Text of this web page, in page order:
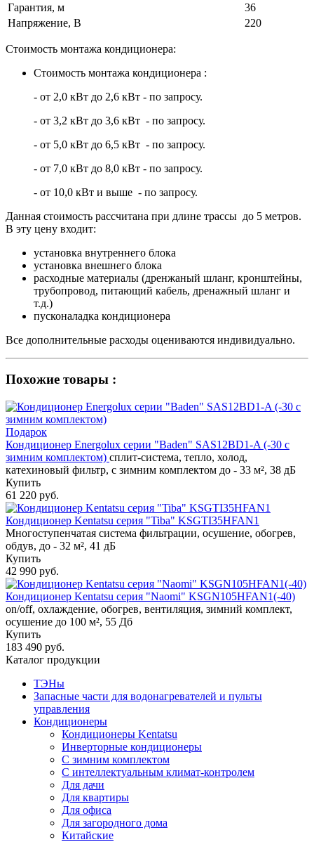
Гарантия, м
36
Напряжение, В
220
Стоимость монтажа кондиционера:
Стоимость монтажа кондиционера :
- от 2,0 кВт до 2,6 кВт - по запросу.
- от 3,2 кВт до 3,6 кВт - по запросу.
- от 5,0 кВт до 6,5 кВт - по запросу.
- от 7,0 кВт до 8,0 кВт - по запросу.
- от 10,0 кВт и выше - по запросу.
Данная стоимость рассчитана при длине трассы до 5 метров.
В эту цену входит:
установка внутреннего блока
установка внешнего блока
расходные материалы (дренжаный шланг, кронштейны,
трубопровод, питающий кабель, дренажный шланг и
т.д.)
пусконаладка кондиционера
Все дополнительные расходы оцениваются индивидуально.
Похожие товары :
Подарок
Кондиционер Energolux серии "Baden" SAS12BD1-A (-30 с
зимним комплектом) сплит-система, тепло, холод,
катехиновый фильтр, с зимним комплектом до - 33 м², 38 дБ
Купить
61 220 руб.
Кондиционер Kentatsu серия "Tiba" KSGTI35HFAN1
Многоступенчатая система фильтрации, осушение, обогрев,
обдув, до - 32 м², 41 дБ
Купить
42 990 руб.
Кондиционер Kentatsu серия "Naomi" KSGN105HFAN1(-40)
on/off, охлаждение, обогрев, вентиляция, зимний комплект,
осушение до 100 м², 55 Дб
Купить
183 490 руб.
Каталог продукции
ТЭНы
Запасные части для водонагревателей и пульты
управления
Кондиционеры
Кондиционеры Kentatsu
Инверторные кондиционеры
С зимним комплектом
С интеллектуальным климат-контролем
Для дачи
Для квартиры
Для офиса
Для загородного дома
Китайские